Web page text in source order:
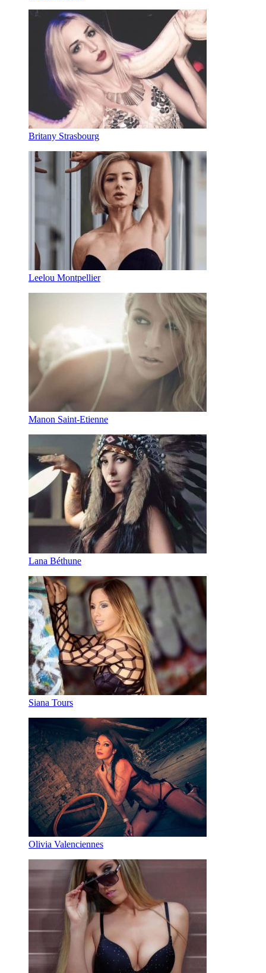
Britany Strasbourg
Leelou Montpellier
Manon Saint-Etienne
Lana Béthune
Siana Tours
Olivia Valenciennes